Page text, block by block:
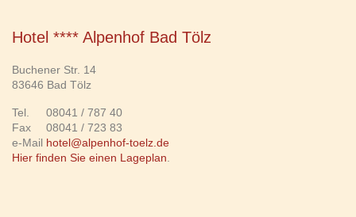
Hotel **** Alpenhof Bad Tölz
Buchener Str. 14
83646 Bad Tölz
Tel.
08041 / 787 40
Fax
08041 / 723 83
e-Mail hotel@alpenhof-toelz.de
Hier finden Sie einen Lageplan